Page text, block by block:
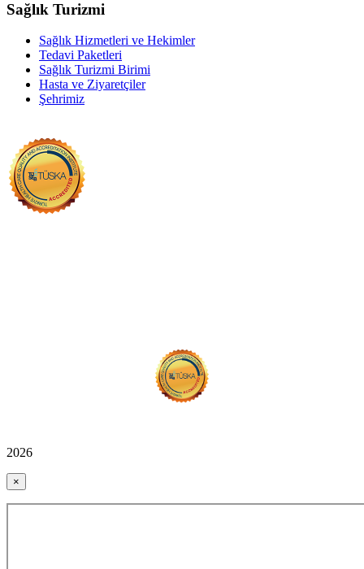
Sağlık Turizmi
Sağlık Hizmetleri ve Hekimler
Tedavi Paketleri
Sağlık Turizmi Birimi
Hasta ve Ziyaretçiler
Şehrimiz
2026
×